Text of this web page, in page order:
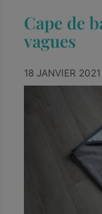
Cape de
vagues
18 JANVIER 2021